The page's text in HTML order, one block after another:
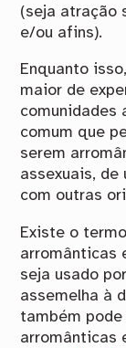
(seja atração
e/ou afins).
Enquanto
maior de
comunidades
comum que
serem
assexuais, de
com outras
Existe o
arromânticas
seja usado
assemelha à
também pode
arromânticas